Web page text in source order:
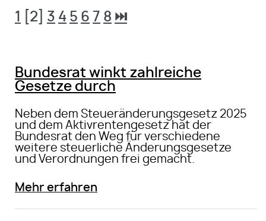
1 [2] 3 4 5 6 7 8 ⏭
Bundesrat winkt zahlreiche
Gesetze durch
Neben dem Steueränderungsgesetz 2025
und dem Aktivrentengesetz hat der
Bundesrat den Weg für verschiedene
weitere steuerliche Änderungsgesetze
und Verordnungen frei gemacht.
Mehr erfahren